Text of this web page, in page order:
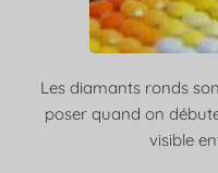
Les diamants ronds
poser quand on
visible